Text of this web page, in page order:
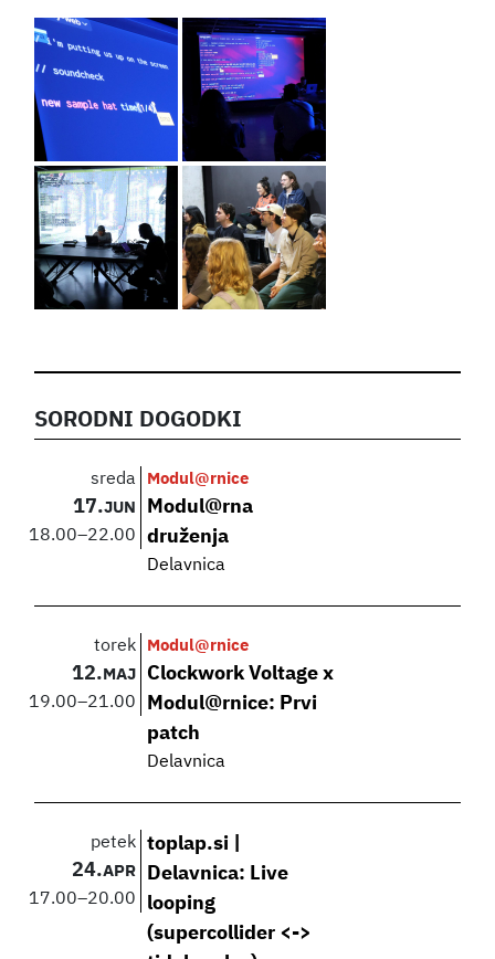
SORODNI DOGODKI
sreda
17.JUN
18.00–22.00
Modul@rnice
Modul@rna
druženja
Delavnica
torek
12. MAJ
19.00–21.00
Modul@rnice
Clockwork Voltage x
Modul@rnice: Prvi
patch
Delavnica
petek
24.APR
17.00–20.00
toplap.si |
Delavnica: Live
looping
(supercollider <->